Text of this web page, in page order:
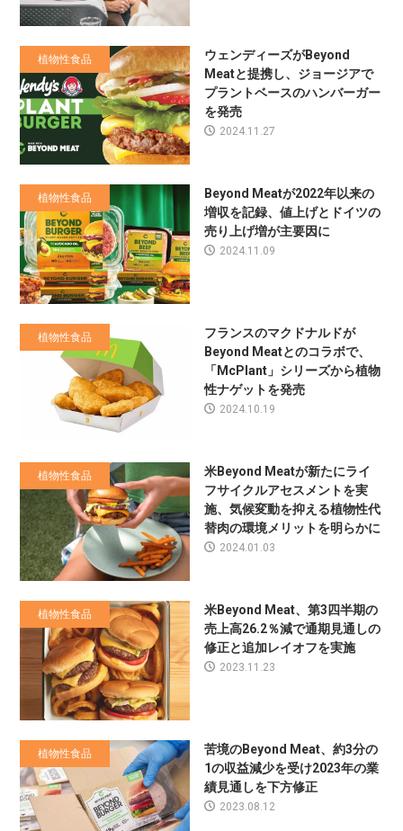
植物性食品
ウェンディーズがBeyond
Meatと提携し、ジョージアで
プラントベースのハンバーガー
を発売
2024.11.27
植物性食品
Beyond Meatが2022年以来の
増収を記録、値上げとドイツの
売り上げ増が主要因に
2024.11.09
植物性食品
フランスのマクドナルドが
Beyond Meatとのコラボで、
「McPlant」シリーズから植物
性ナゲットを発売
2024.10.19
植物性食品
米Beyond Meatが新たにライ
フサイクルアセスメントを実
施、気候変動を抑える植物性代
替肉の環境メリットを明らかに
2024.01.03
植物性食品
米Beyond Meat、第3四半期の
売上高26.2％減で通期見通しの
修正と追加レイオフを実施
2023.11.23
植物性食品
苦境のBeyond Meat、約3分の
1の収益減少を受け2023年の業
績見通しを下方修正
2023.08.12